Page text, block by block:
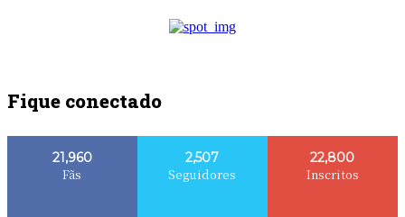
Fique conectado
21,960
Fãs
2,507
Seguidores
22,800
Inscritos